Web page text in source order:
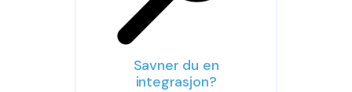
Savner du en
integrasjon?